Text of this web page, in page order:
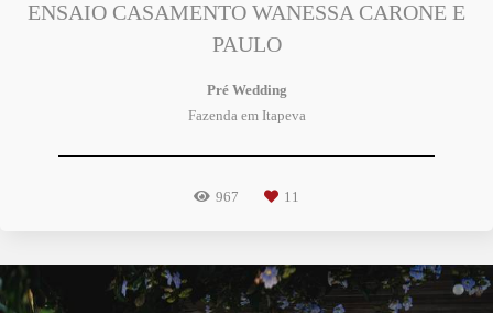
ENSAIO CASAMENTO WANESSA CARONE E
PAULO
Pré Wedding
Fazenda em Itapeva
967 11